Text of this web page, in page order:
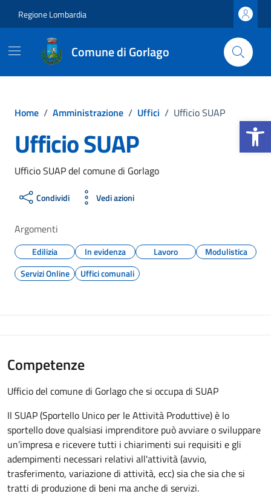
Apri la
Regione Lombardia
Comune di Gorlago
Home / Amministrazione / Uffici / Ufficio SUAP
Ufficio SUAP
Ufficio SUAP del comune di Gorlago
Condividi Vedi azioni
Argomenti
Edilizia In evidenza Lavoro
Modulistica
Servizi Online
Uffici comunali
Competenze
Ufficio del comune di Gorlago che si occupa di SUAP
Il SUAP (Sportello Unico per le Attività Produttive) è lo
sportello dove qualsiasi imprenditore può avviare o sviluppare
un’impresa e ricevere tutti i chiarimenti sui requisiti e gli
adempimenti necessari relativi all'attività (avvio,
trasferimento, variazione di attività, ecc) sia che sia che si
tratti di produzione di beni ma anche di servizi.